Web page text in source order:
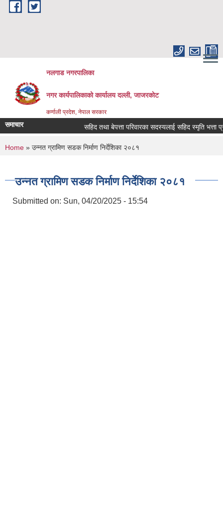
Skip to main content
नलगाड नगरपालिका
नगर कार्यपालिकाको कार्यालय दल्ली, जाजरकाेट
कर्णाली प्रदेश, नेपाल सरकार
समाचार सहिद तथा बेपत्ता परिवारका सदस्यलाई सहिद स्मृति भत्ता
You are here
Home » उन्नत ग्रामिण सडक निर्माण निर्देशिका २०८१
उन्नत ग्रामिण सडक निर्माण निर्देशिका २०८१
Submitted on: Sun, 04/20/2025 - 15:54